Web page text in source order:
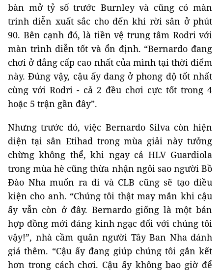
bàn mở tỷ số trước Burnley và cũng có màn
trinh diễn xuất sắc cho đến khi rời sân ở phút
90. Bên cạnh đó, là tiền vệ trung tâm Rodri với
màn trình diễn tốt và ổn định. “Bernardo đang
chơi ở đẳng cấp cao nhất của mình tại thời điểm
này. Đúng vậy, cậu ấy đang ở phong độ tốt nhất
cùng với Rodri - cả 2 đều chơi cực tốt trong 4
hoặc 5 trận gần đây”.
Nhưng trước đó, việc Bernardo Silva còn hiện
diện tại sân Etihad trong mùa giải này tưởng
chừng không thể, khi ngay cả HLV Guardiola
trong mùa hè cũng thừa nhận ngôi sao người Bồ
Đào Nha muốn ra đi và CLB cũng sẽ tạo điều
kiện cho anh. “Chúng tôi thật may mắn khi cậu
ấy vẫn còn ở đây. Bernardo giống là một bản
hợp đồng mới đáng kinh ngạc đối với chúng tôi
vậy!”, nhà cầm quân người Tây Ban Nha đánh
giá thêm. “Cậu ấy đang giúp chúng tôi gắn kết
hơn trong cách chơi. Cậu ấy không bao giờ để